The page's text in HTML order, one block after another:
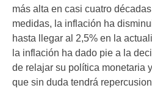
más alta en casi cuatro
medidas, la inflación ha
hasta llegar al 2,5% en la
la inflación ha dado pie a la
de relajar su política monetaria
que sin duda tendrá